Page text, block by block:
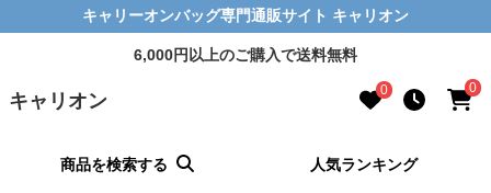
キャリーオンバッグ専門通販サイト キャリオン
6,000円以上のご購入で送料無料
キャリオン 0 0
商品を検索する 人気ランキング